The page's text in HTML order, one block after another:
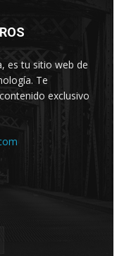
es tu sitio web de
Te
exclusivo